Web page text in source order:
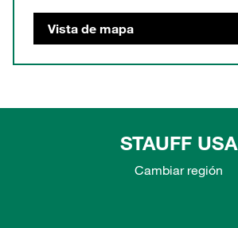
Vista de mapa
STAUFF USA
Cambiar región